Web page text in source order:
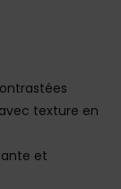
texture en
et